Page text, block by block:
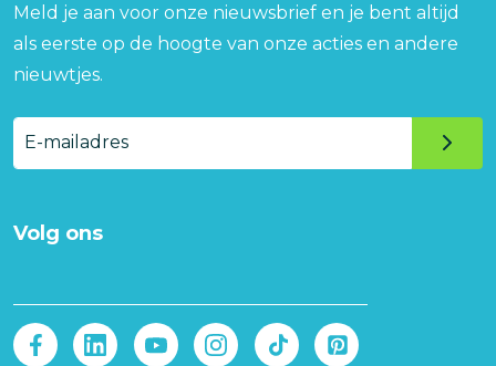
Meld je aan voor onze nieuwsbrief en je bent altijd
als eerste op de hoogte van onze acties en andere
nieuwtjes.
E-
mailadres
Volg ons